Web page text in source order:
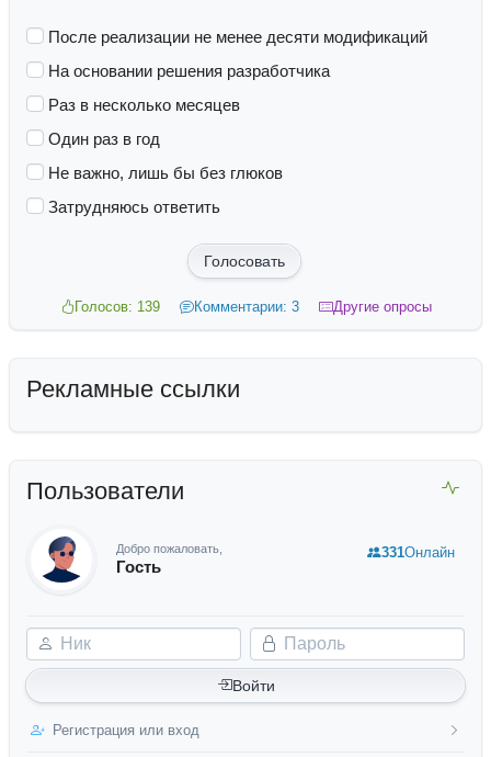
После реализации не менее десяти модификаций
На основании решения разработчика
Раз в несколько месяцев
Один раз в год
Не важно, лишь бы без глюков
Затрудняюсь ответить
Голосовать
Голосов: 139 Комментарии: 3 Другие опросы
Рекламные ссылки
Пользователи
Добро пожаловать,
Гость
Ник Пароль
Войти
Регистрация или вход
331Онлайн